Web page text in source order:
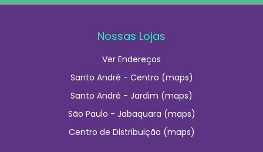
Nossas Lojas
Ver Endereços
Santo André - Centro (maps)
Santo André - Jardim (maps)
São Paulo - Jabaquara (maps)
Centro de Distribuição (maps)